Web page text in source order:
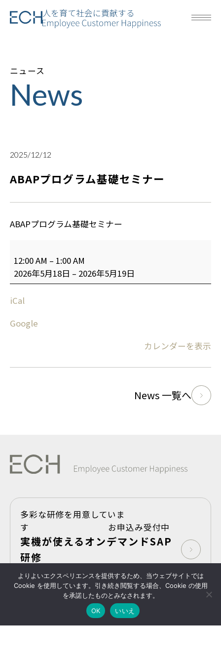
人を育て社会に貢献する
ニュース
News
2025/12/12
ABAPプログラム基礎セミナー
ABAPプログラム基礎セミナー
12:00 AM – 1:00 AM
2026年5月18日 – 2026年5月19日
iCal
Google
カレンダーを表示
News 一覧へ
多彩な研修を用意していま
す お申込み受付中
実機が使えるオンデマンドSAP
研修
Take Shape,SAP
Copyright © 2025- ECHAll Rights Reservedプライバシーポリシー
よりよいエクスペリエンスを提供するため、当ウェブサイトでは
Cookie を使用しています。引き続き閲覧する場合、Cookie の使用
を承諾したものとみなされます。
OK
いいえ